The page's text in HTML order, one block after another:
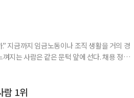
시행된다면 법 시행 전 본
지금까지 임금노동이나 조직 생활을 거의 경
지는 사람은 같은 문턱 앞에 선다. 채용 정보를
인력개발원 선임연구위
람 1위